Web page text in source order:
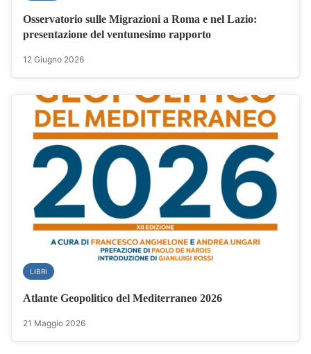
Osservatorio sulle Migrazioni a Roma e nel Lazio:
presentazione del ventunesimo rapporto
12 Giugno 2026
LIBRI
Atlante Geopolitico del Mediterraneo 2026
21 Maggio 2026